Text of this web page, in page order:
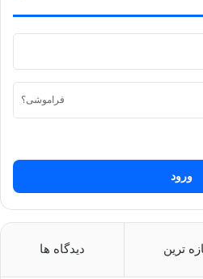
فراموشی؟
ورود
ترین دیدگاه ها